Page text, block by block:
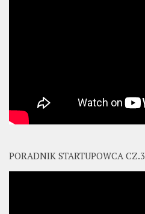
PORADNIK STARTUPOWCA CZ.3